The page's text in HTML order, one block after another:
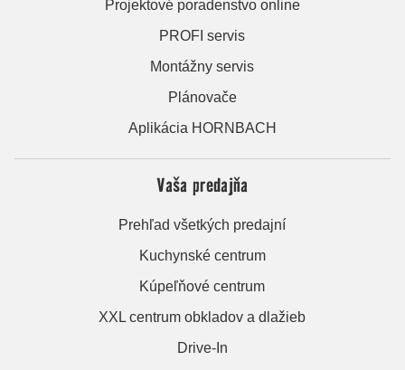
Projektové poradenstvo online
PROFI servis
Montážny servis
Plánovače
Aplikácia HORNBACH
Vaša predajňa
Prehľad všetkých predajní
Kuchynské centrum
Kúpeľňové centrum
XXL centrum obkladov a dlažieb
Drive-In